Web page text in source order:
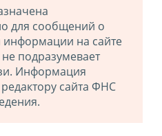
для сообщений о
информации на сайте
подразумевает
Информация
сайта ФНС